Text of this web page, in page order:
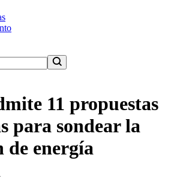
11 propuestas
para sondear la
de energía